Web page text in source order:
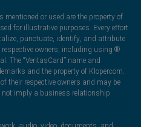
or used are the property of
for illustrative purposes. Every effort
punctuate, identify, and attribute
owners, including using ®
The “VeritasCard” name and
and the property of Klopercom.
their respective owners and may be
imply a business relationship